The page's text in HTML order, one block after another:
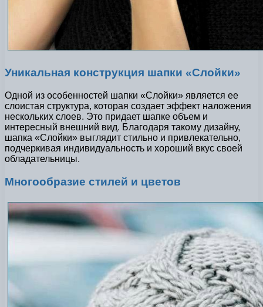
Уникальная конструкция шапки «Слойки»
Одной из особенностей шапки «Слойки» является ее
слоистая структура, которая создает эффект наложения
нескольких слоев. Это придает шапке объем и
интересный внешний вид. Благодаря такому дизайну,
шапка «Слойки» выглядит стильно и привлекательно,
подчеркивая индивидуальность и хороший вкус своей
обладательницы.
Многообразие стилей и цветов